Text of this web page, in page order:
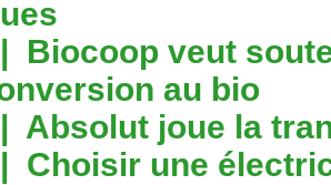
| Biocoop veut
au bio
| Absolut joue la
| Choisir une